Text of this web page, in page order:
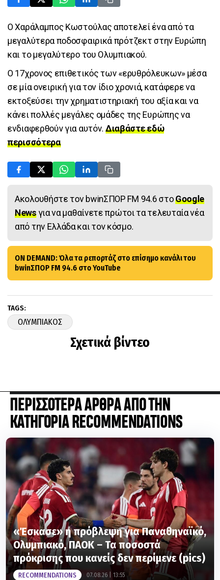
Ο Χαράλαμπος Κωστούλας αποτελεί ένα από τα
μεγαλύτερα ποδοσφαιρικά πρότζεκτ στην Ευρώπη
και το μεγαλύτερο του Ολυμπιακού.
Ο 17χρονος επιθετικός των «ερυθρόλευκων» μέσα
σε μία ονειρική για τον ίδιο χρονιά, κατάφερε να
εκτοξεύσει την χρηματιστηριακή του αξία και να
κάνει πολλές μεγάλες ομάδες της Ευρώπης να
ενδιαφερθούν για αυτόν. Διαβάστε εδώ
περισσότερα
Ακολουθήστε τον bwinΣΠΟΡ FM 94.6 στοGoogle
Newsγια να μαθαίνετε πρώτοι τα τελευταία νέα
από την Ελλάδα και τον κόσμο.
ON DEMAND: Όλα τα ρεπορτάζ στο επίσημο κανάλι του
bwinΣΠΟΡ FM 94.6 στο YouTube
TAGS:
ΟΛΥΜΠΙΑΚΟΣ
Σχετικά βίντεο
ΠΕΡΙΣΣΟΤΕΡΑ ΑΡΘΡΑ ΑΠΟ ΤΗΝ
ΚΑΤΗΓΟΡΙΑ RECOMMENDATIONS
«Έσκασε» η πρόβλεψη για Παναθηναϊκό,
Ολυμπιακό, ΠΑΟΚ – Τα ποσοστά
πρόκρισης που κανείς δεν περίμενε (pics)
RECOMMENDATIONS 07.08.26 | 13:55